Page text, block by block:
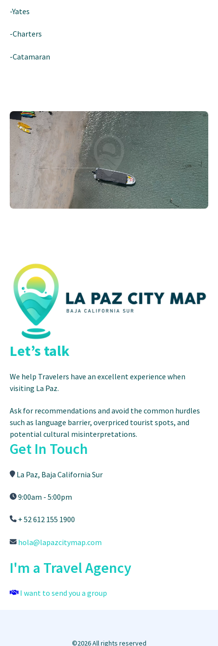
-Yates
-Charters
-Catamaran
Let’s talk
We help Travelers have an excellent experience when
visiting La Paz.
Ask for recommendations and avoid the common hurdles
such as language barrier, overpriced tourist spots, and
potential cultural misinterpretations.
Get In Touch
La Paz, Baja California Sur
9:00am - 5:00pm
+ 52 612 155 1900
hola@lapazcitymap.com
I'm a Travel Agency
I want to send you a group
©2026 All rights reserved